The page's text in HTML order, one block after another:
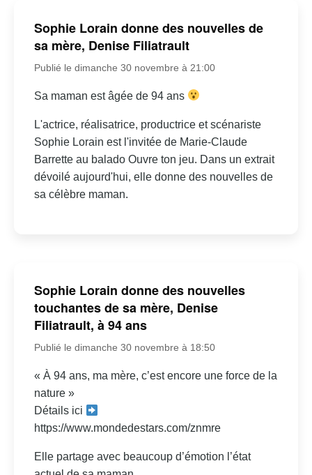
Sophie Lorain donne des nouvelles de
sa mère, Denise Filiatrault
Publié le dimanche 30 novembre à 21:00
Sa maman est âgée de 94 ans
L'actrice, réalisatrice, productrice et scénariste
Sophie Lorain est l'invitée de Marie-Claude
Barrette au balado Ouvre ton jeu. Dans un extrait
dévoilé aujourd'hui, elle donne des nouvelles de
sa célèbre maman.
Sophie Lorain donne des nouvelles
touchantes de sa mère, Denise
Filiatrault, à 94 ans
Publié le dimanche 30 novembre à 18:50
« À 94 ans, ma mère, c’est encore une force de la
nature »
Détails ici
https://www.mondedestars.com/znmre
Elle partage avec beaucoup d’émotion l’état